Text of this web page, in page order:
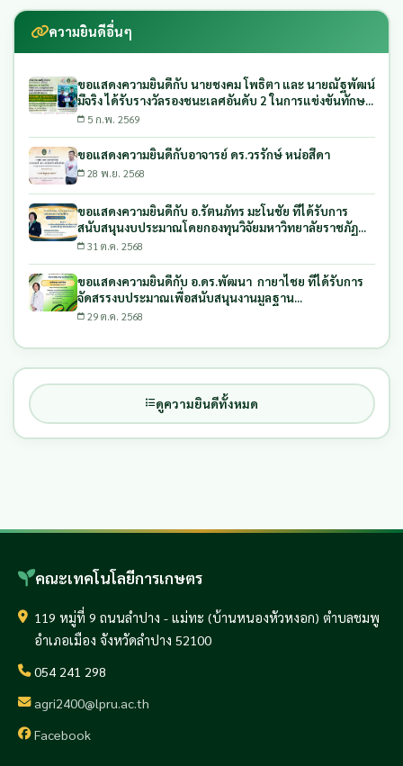
ความยินดีอื่นๆ
ขอแสดงความยินดีกับ นายชงคม โพธิตา และ นายณัฐพัฒน์
มีจริง ได้รับรางวัลรองชนะเลศอันดับ 2 ในการแข่งขันทักษะ
วิชาชีพด้านเกษตรอัจฉริยะ
5 ก.พ. 2569
ขอแสดงความยินดีกับอาจารย์ ดร.วรรักษ์ หน่อสีดา
28 พ.ย. 2568
ขอแสดงความยินดีกับ อ.รัตนภัทร มะโนชัย ที่ได้รับการ
สนับสนุนงบประมาณโดยกองทุนวิจัยมหาวิทยาลัยราชภัฏ
ลำปาง ประจำปีงบประมาณ พ.ศ. 2569
31 ต.ค. 2568
ขอแสดงความยินดีกับ อ.ดร.พัฒนา กายาไชย ที่ได้รับการ
จัดสรรงบประมาณเพื่อสนับสนุนงานมูลฐาน
(Fundamental Fund) ประจำปีงบประมาณ พ.ศ. 2569
29 ต.ค. 2568
ดูความยินดีทั้งหมด
คณะเทคโนโลยีการเกษตร
119 หมู่ที่ 9 ถนนลำปาง - แม่ทะ (บ้านหนองหัวหงอก) ตำบลชมพู
อำเภอเมือง จังหวัดลำปาง 52100
054 241 298
agri2400@lpru.ac.th
Facebook